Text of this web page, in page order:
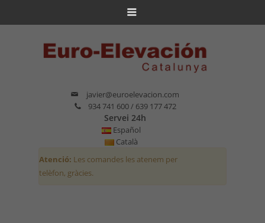
javier@euroelevacion.com
934 741 600 / 639 177 472
Servei 24h
Español
Català
Atenció: Les comandes les atenem per
telèfon, gràcies.